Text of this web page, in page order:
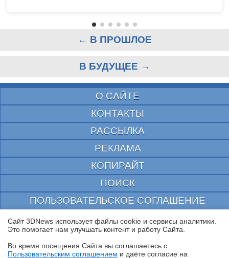
← В ПРОШЛОЕ
В БУДУЩЕЕ →
О САЙТЕ
КОНТАКТЫ
РАССЫЛКА
РЕКЛАМА
КОПИРАЙТ
ПОИСК
ПОЛЬЗОВАТЕЛЬСКОЕ СОГЛАШЕНИЕ
ЗАЩИЩЕНО CURATOR
© 1997—2026 Электронное периодическое издание "3ДНьюс" | Свидетельство о
выдано Федеральной Службой по надзору за соблюдением законодательства в сфере
массовых коммуникаций и охране культурного наследия
Сайт 3DNews использует файлы cookie и сервисы аналитики.
Это помогает нам улучшать контент и работу Cайта.
Во время посещения Cайта вы соглашаетесь с
Пользовательским соглашением и даёте согласие на